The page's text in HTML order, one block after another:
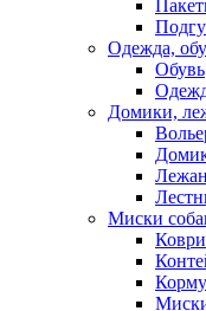
Одежда,
Обувь
Домики,
Миски